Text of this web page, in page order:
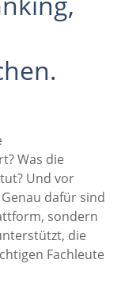
Was die
Und vor
dafür sind
sondern
die
Fachleute